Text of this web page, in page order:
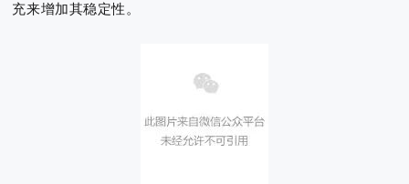
充来增加其稳定性。